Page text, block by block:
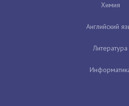
Химия
Английский
Литература